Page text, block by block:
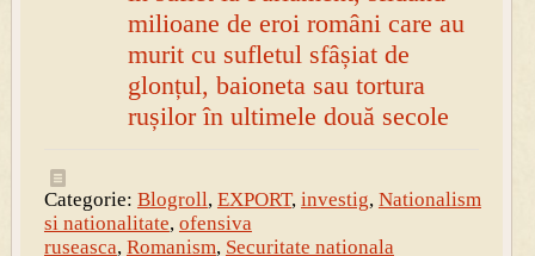
milioane de eroi români care au
murit cu sufletul sfâșiat de
glonțul, baioneta sau tortura
rușilor în ultimele două secole
Categorie: Blogroll, EXPORT, investig, Nationalism
si nationalitate, ofensiva
ruseasca, Romanism, Securitate nationala